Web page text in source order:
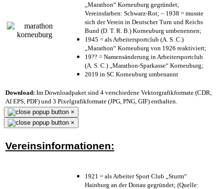
„Marathon“ Korneuburg gegründet;
Vereinsfarben: Schwarz-Rot; – 1938 = musste
sich der Verein in Deutscher Turn und Reichs
Bund (D. T. R. B.) Korneuburg umbenennen;
1945 = als Arbeitersportclub (A. S. C.)
„Marathon“ Korneuburg von 1926 reaktiviert;
19?? = Namensänderung in Arbeitersportclub
(A. S. C.) „Marathon-Sparkasse“ Korneuburg;
2019 in SC Korneuburg umbenannt
Download: Im Downloadpaket sind 4 verschiedene Vektorgrafikformate (CDR,
AI EPS, PDF) und 3 Pixelgrafikformate (JPG, PNG, GIF) enthalten.
×
×
Vereinsinformationen:
1921 = als Arbeiter Sport Club „Sturm“
Hainburg an der Donau gegründet; (Quelle: